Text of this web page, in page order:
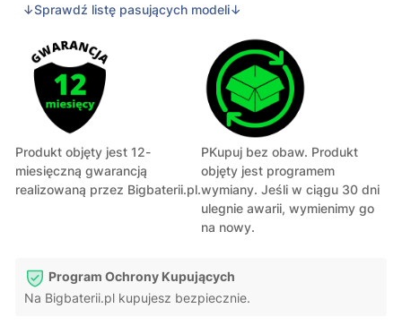
↓Sprawdź listę pasujących modeli↓
Produkt objęty jest 12-
miesięczną gwarancją
realizowaną przez Bigbaterii.pl.
PKupuj bez obaw. Produkt
objęty jest programem
wymiany. Jeśli w ciągu 30 dni
ulegnie awarii, wymienimy go
na nowy.
Program Ochrony Kupujących
Na Bigbaterii.pl kupujesz bezpiecznie.